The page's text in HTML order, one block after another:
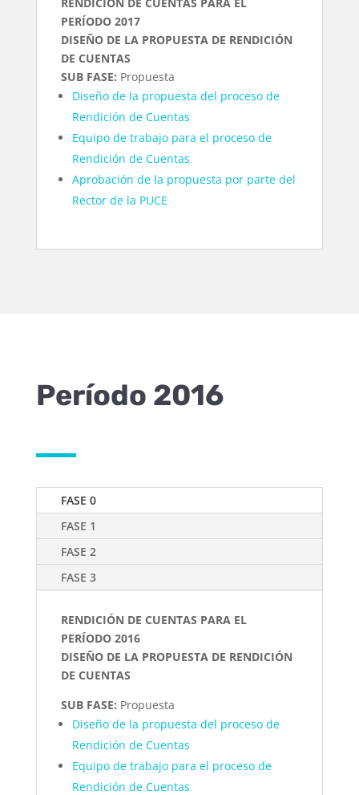
PERÍODO 2017
DISEÑO DE LA PROPUESTA DE RENDICIÓN
DE CUENTAS
SUB FASE: Propuesta
Diseño de la propuesta del proceso de
Rendición de Cuentas
Equipo de trabajo para el proceso de
Rendición de Cuentas
Aprobación de la propuesta por parte del
Rector de la PUCE
Período 2016
FASE 0
FASE 1
FASE 2
FASE 3
RENDICIÓN DE CUENTAS PARA EL
PERÍODO 2016
DISEÑO DE LA PROPUESTA DE RENDICIÓN
DE CUENTAS
SUB FASE: Propuesta
Diseño de la propuesta del proceso de
Rendición de Cuentas
Equipo de trabajo para el proceso de
Rendición de Cuentas